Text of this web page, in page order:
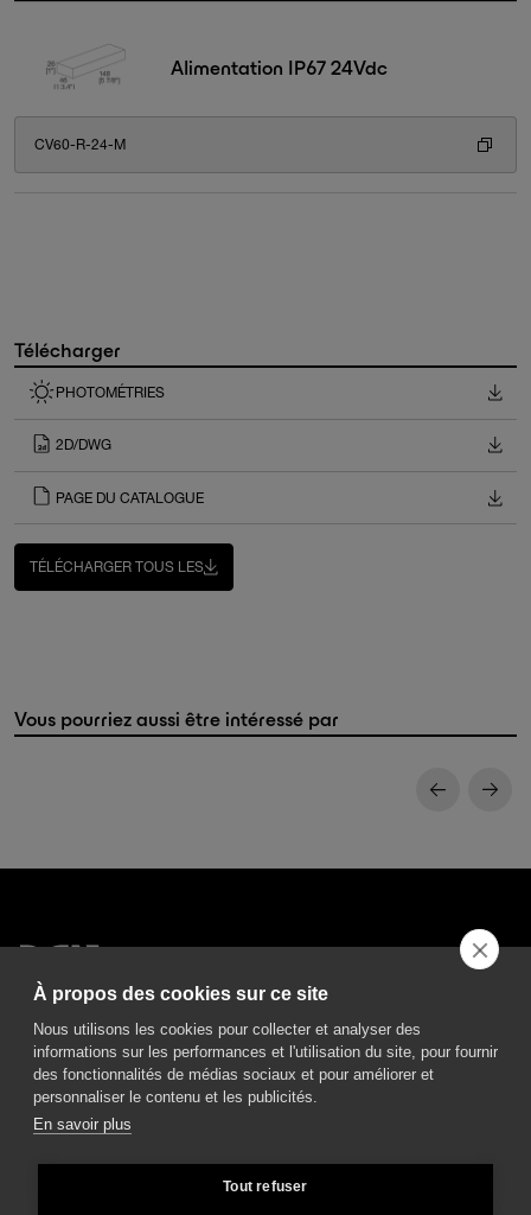
Alimentation IP67 24Vdc
CV60-R-24-M
Télécharger
PHOTOMÉTRIES
2D/DWG
PAGE DU CATALOGUE
TÉLÉCHARGER TOUS LES
Vous pourriez aussi être intéressé par
50013 Campi Bisenzio Firenze - Italy
À propos des cookies sur ce site
Nous utilisons les cookies pour collecter et analyser des
informations sur les performances et l'utilisation du site, pour fournir
des fonctionnalités de médias sociaux et pour améliorer et
personnaliser le contenu et les publicités.
En savoir plus
Tout refuser